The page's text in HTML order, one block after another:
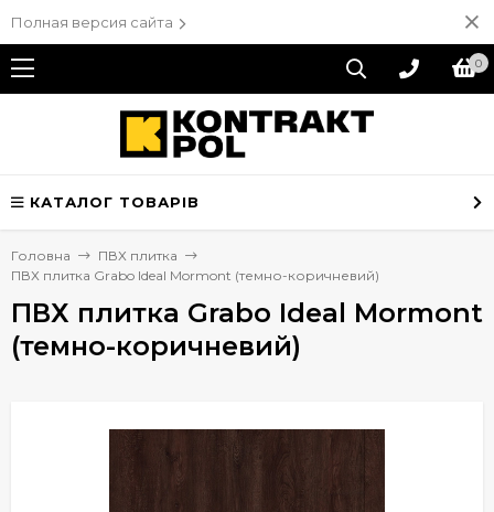
Полная версия сайта
0
КАТАЛОГ ТОВАРІВ
Головна
ПВХ плитка
ПВХ плитка Grabo Ideal Mormont (темно-коричневий)
ПВХ плитка Grabo Ideal Mormont
(темно-коричневий)